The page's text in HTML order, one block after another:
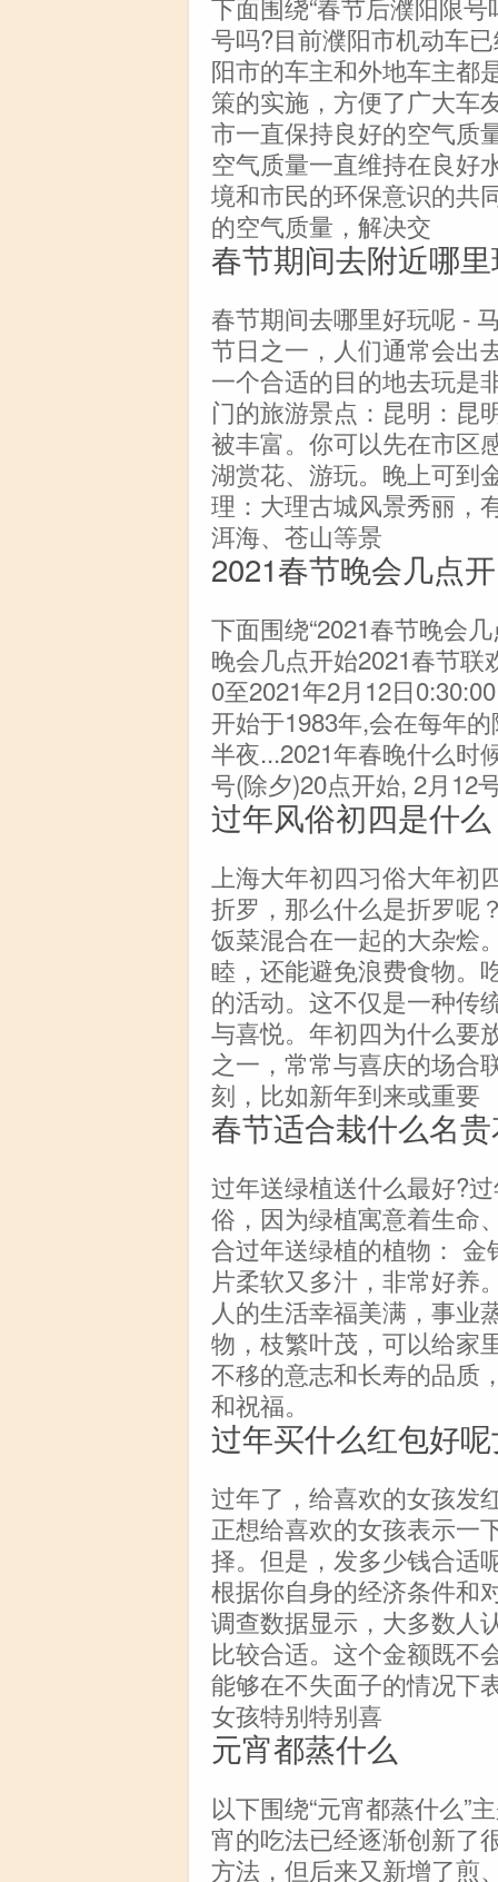
号吗?目前濮阳市机动车
阳市的车主和外地车主都
策的实施，方便了广大车
市一直保持良好的空气质
空气质量一直维持在良好
境和市民的环保意识的共
的空气质量，解决交
春节期间去附近哪
春节期间去哪里好玩呢 -
节日之一，人们通常会出
一个合适的目的地去玩是
门的旅游景点：昆明：昆
被丰富。你可以先在市区
湖赏花、游玩。晚上可到
理：大理古城风景秀丽，
洱海、苍山等景
2021春节晚会几点开
下面围绕“2021春节晚会
晚会几点开始2021春节联
0至2021年2月12日
开始于1983年,会在每年
半夜...2021年春晚什么时
号(除夕)20点开始, 2月12
过年风俗初四是什么
上海大年初四习俗大年
折罗，那么什么是折罗呢
饭菜混合在一起的大杂烩
睦，还能避免浪费食物。
的活动。这不仅是一种传
与喜悦。年初四为什么要
之一，常常与喜庆的场合
刻，比如新年到来或重要
春节适合栽什么名
过年送绿植送什么最好?
俗，因为绿植寓意着生命
合过年送绿植的植物：
片柔软又多汁，非常好养
人的生活幸福美满，事业
物，枝繁叶茂，可以给家
不移的意志和长寿的品质
和祝福。
过年买什么红包好
过年了，给喜欢的女孩发
正想给喜欢的女孩表示一
择。但是，发多少钱合适
根据你自身的经济条件和
调查数据显示，大多数人
比较合适。这个金额既不
能够在不失面子的情况下
女孩特别特别喜
元宵都蒸什么
以下围绕“元宵都蒸什么”
宵的吃法已经逐渐创新了
方法，但后来又新增了煎